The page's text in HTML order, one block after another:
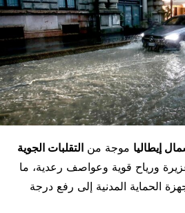
إيطاليا موجة من التقلبات الجوية
ورياح قوية وعواصف رعدية، ما
الحماية المدنية إلى رفع درجة